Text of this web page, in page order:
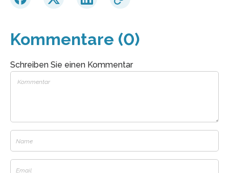
Kommentare (0)
Schreiben Sie einen Kommentar